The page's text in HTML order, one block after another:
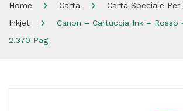
SHOP
Home Carta
Carta Speciale
Inkjet
Canon – Cartuccia Ink – Rosso
2.370 Pag